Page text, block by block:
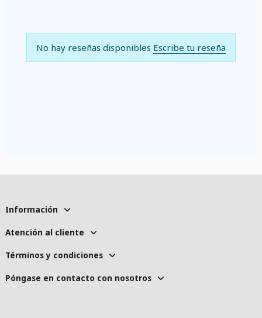
No hay reseñas disponibles Escribe tu reseña
Información
Atención al cliente
Términos y condiciones
Póngase en contacto con nosotros